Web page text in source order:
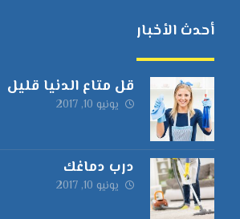
أحدث الأخبار
قل متاع الدنيا قليل
يونيو 10, 2017
درب دماغك
يونيو 10, 2017